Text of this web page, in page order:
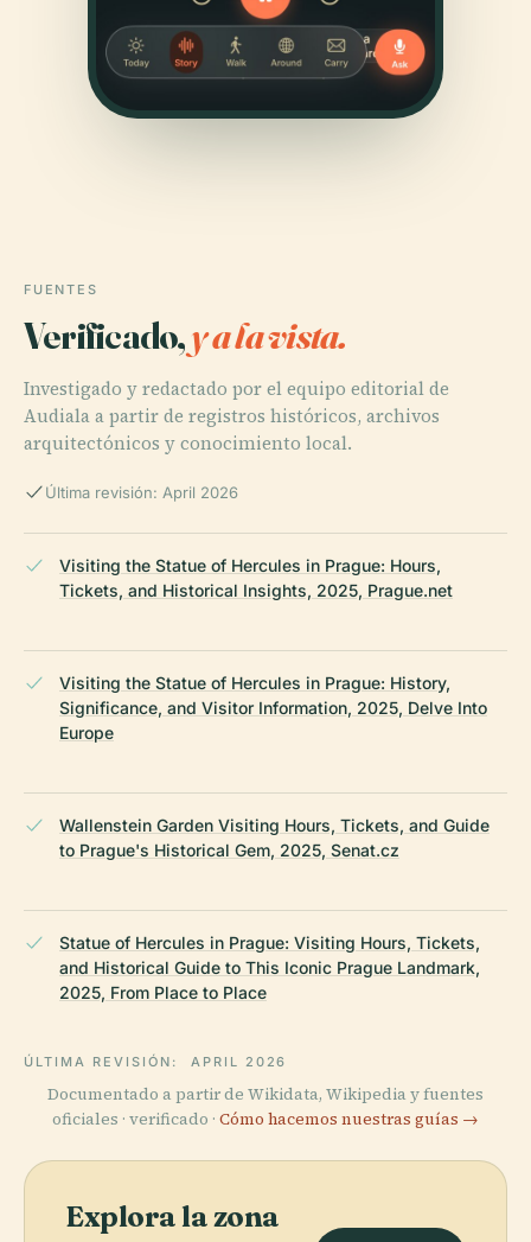
FUENTES
Verificado,y a la vista.
Investigado y redactado por el equipo editorial de
Audiala a partir de registros históricos, archivos
arquitectónicos y conocimiento local.
Última revisión: April 2026
Visiting the Statue of Hercules in Prague: Hours,
Tickets, and Historical Insights, 2025, Prague.net
Visiting the Statue of Hercules in Prague: History,
Significance, and Visitor Information, 2025, Delve Into
Europe
Wallenstein Garden Visiting Hours, Tickets, and Guide
to Prague's Historical Gem, 2025, Senat.cz
Statue of Hercules in Prague: Visiting Hours, Tickets,
and Historical Guide to This Iconic Prague Landmark,
2025, From Place to Place
ÚLTIMA REVISIÓN: APRIL 2026
Documentado a partir de Wikidata, Wikipedia y fuentes
oficiales · verificado · Cómo hacemos nuestras guías →
Explora la zona